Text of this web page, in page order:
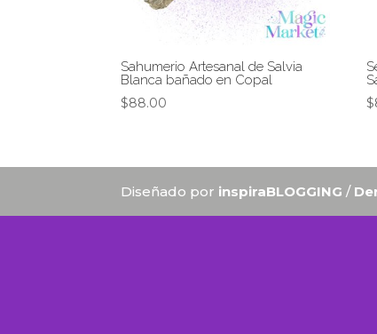
Sahumerio Artesanal de Salvia
Blanca bañado en Copal
$88.00
$
Diseñado por inspiraBLOGGING /